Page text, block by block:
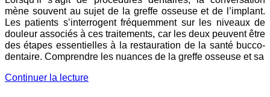
mène souvent au sujet de la greffe osseuse et de l’implant.
Les patients s’interrogent fréquemment sur les niveaux de
douleur associés à ces traitements, car les deux peuvent être
des étapes essentielles à la restauration de la santé bucco-
dentaire. Comprendre les nuances de la greffe osseuse et sa
Continuer la lecture